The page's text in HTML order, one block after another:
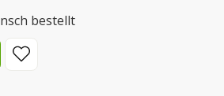
bestellt
gewünschten Wert ein oder benutze